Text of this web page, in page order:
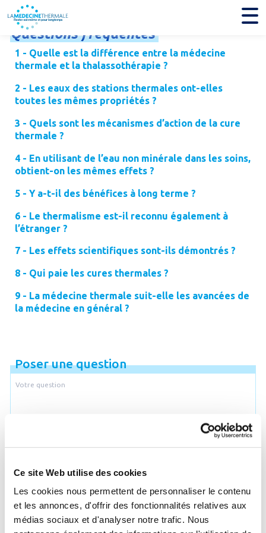
Ce site Web utilise des cookies
Les cookies nous permettent de personnaliser le contenu
et les annonces, d'offrir des fonctionnalités relatives aux
médias sociaux et d'analyser notre trafic. Nous
Questionsfréquentes
1 - Quelle est la différence entre la médecine
thermale et la thalassothérapie ?
2 - Les eaux des stations thermales ont-elles
toutes les mêmes propriétés ?
3 - Quels sont les mécanismes d’action de la cure
thermale ?
4 - En utilisant de l’eau non minérale dans les soins,
obtient-on les mêmes effets ?
5 - Y a-t-il des bénéfices à long terme ?
6 - Le thermalisme est-il reconnu également à
l’étranger ?
7 - Les effets scientifiques sont-ils démontrés ?
8 - Qui paie les cures thermales ?
9 - La médecine thermale suit-elle les avancées de
la médecine en général ?
Poser une question
Email